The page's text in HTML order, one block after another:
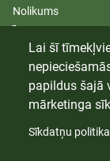
Nolikums
Dzimumu
Trauksmes celšana
© 2024 Latvijas
Lai šī
papildus šajā
mārketinga
Sīkdatņu politika